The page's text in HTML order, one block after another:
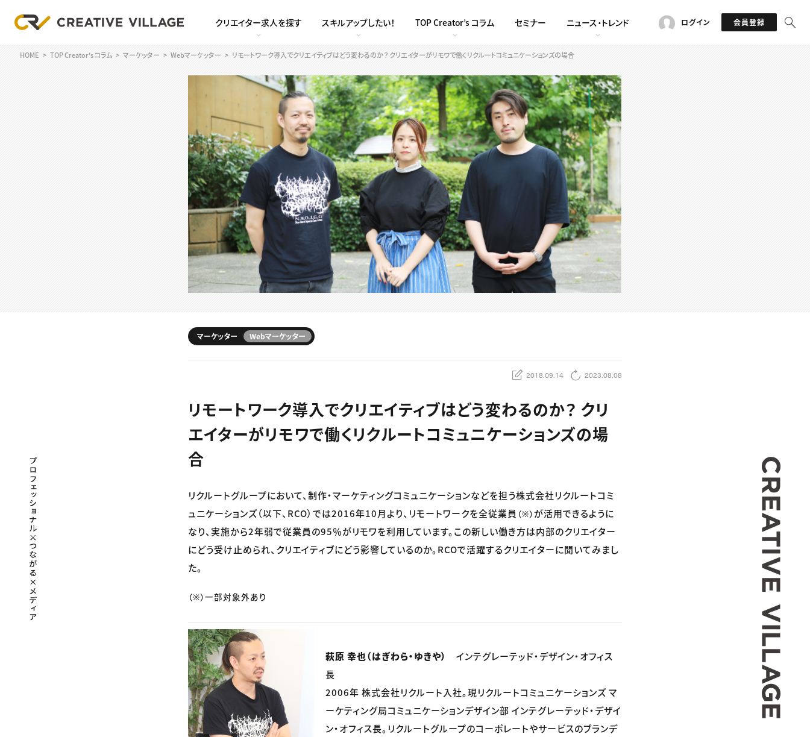
クリエイター求人を探す スキルアップしたい！ TOP Creator’s コラム セミナー ニュース・トレンド ログイン 会員登録
HOME TOP Creator's コラム マーケッター Webマーケッター リモートワーク導入でクリエイティブはどう変わるのか？ クリエイターがリモワで働くリクルートコミュニケーションズの場合
プロフェッショナル×つながる×メディア
マーケッター Webマーケッター
2018.09.14 2023.08.08
リモートワーク導入でクリエイティブはどう変わるのか？ クリ
エイターがリモワで働くリクルートコミュニケーションズの場
合
リクルートグループにおいて、制作・マーケティングコミュニケーションなどを担う株式会社リクルートコミ
ュニケーションズ（以下、RCO）では2016年10月より、リモートワークを全従業員 （※） が活用できるように
なり、実施から2年弱で従業員の95％がリモワを利用しています。この新しい働き方は内部のクリエイター
にどう受け止められ、クリエイティブにどう影響しているのか。RCOで活躍するクリエイターに聞いてみまし
た。
（※）一部対象外あり
萩原 幸也（はぎわら・ゆきや）
インテグレーテッド・デザイン・オフィス
長
2006年 株式会社リクルート入社。現リクルートコミュニケーションズ マ
ーケティング局コミュニケーションデザイン部 インテグレーテッド・デザイ
ン・オフィス長。リクルートグループのコーポレートやサービスのブランデ